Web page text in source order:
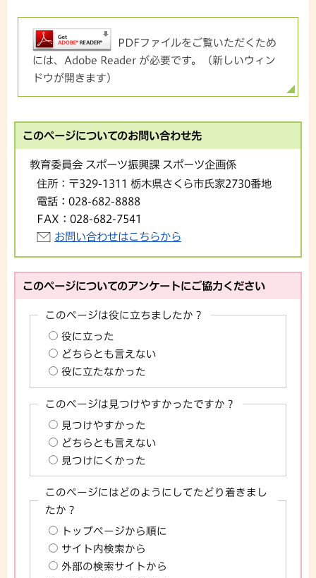
PDFファイルをご覧いただくため
には、Adobe Reader が必要です。（新しいウィン
ドウが開きます）
このページについてのお問い合わせ先
教育委員会 スポーツ振興課 スポーツ企画係
住所： 〒329-1311 栃木県さくら市氏家2730番地
電話： 028-682-8888
FAX： 028-682-7541
お問い合わせはこちらから
このページについてのアンケートにご協力ください
このページは役に立ちましたか？
役に立った
どちらとも言えない
役に立たなかった
このページは見つけやすかったですか？
見つけやすかった
どちらとも言えない
見つけにくかった
このページにはどのようにしてたどり着きまし
たか？
トップページから順に
サイト内検索から
外部の検索サイトから